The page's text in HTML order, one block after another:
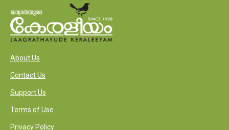
About Us
Contact Us
Support Us
Terms of Use
Privacy Policy